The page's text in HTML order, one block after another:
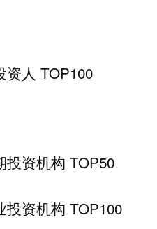
资人 TOP100
投资机构 TOP50
资机构 TOP100